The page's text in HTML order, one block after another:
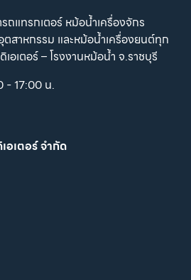
แทรกเตอร์ หม้อน้ำเครื่องจักร
ตสาหกรรม และหม้อน้ำเครื่องยนต์ทุก
อเตอร์ – โรงงานหม้อน้ำ จ.ราชบุรี
- 17:00 น.
อเตอร์ จำกัด